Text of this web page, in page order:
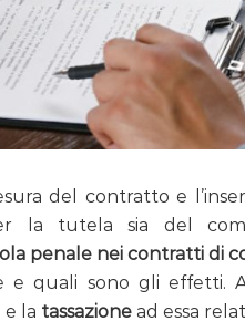
del contratto e
la tutela sia del
penale nei contratti di
quali sono gli effetti.
la tassazione ad essa